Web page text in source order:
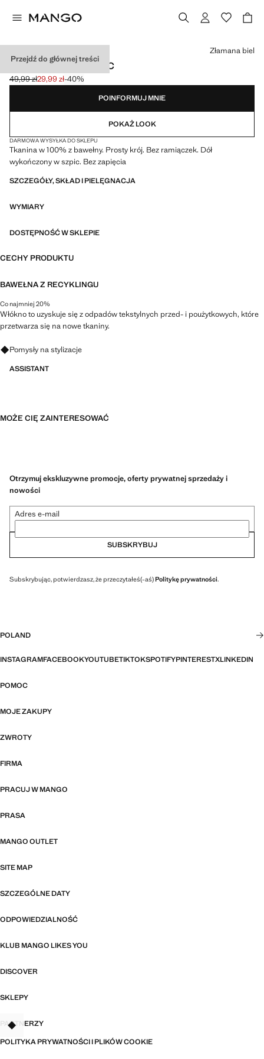
Przejdź do głównej treści
TOP Z DOŁEM W SZPIC
Skreślona cena początkowa [49,99 zł ]
49,99 zł
Aktualna cena [29,99 zł ]
29,99 zł-40%
Wybierz kolor
Złamana biel
POINFORMUJ MNIE
POKAŻ LOOK
DARMOWA WYSYŁKA DO SKLEPU
Tkanina w 100% z bawełny. Prosty krój. Bez ramiączek. Dół
wykończony w szpic. Bez zapięcia
SZCZEGÓŁY, SKŁAD I PIELĘGNACJA
WYMIARY
DOSTĘPNOŚĆ W SKLEPIE
CECHY PRODUKTU
BAWEŁNA Z RECYKLINGU
Co najmniej 20%
Włókno to uzyskuje się z odpadów tekstylnych przed- i poużytkowych, które
przetwarza się na nowe tkaniny.
Zapytaj o stylizacje, ubrania i trendy
Pomysły na stylizacje
ASSISTANT
MOŻE CIĘ ZAINTERESOWAĆ
Otrzymuj ekskluzywne promocje, oferty prywatnej sprzedaży i
nowości
Adres e-mail
SUBSKRYBUJ
Subskrybując, potwierdzasz, że przeczytałeś(-aś)Politykę prywatności.
POLAND
INSTAGRAMFACEBOOKYOUTUBETIKTOKSPOTIFYPINTERESTXLINKEDIN
POMOC
MOJE ZAKUPY
ZWROTY
FIRMA
PRACUJ W MANGO
PRASA
MANGO OUTLET
SITE MAP
SZCZEGÓLNE DATY
ODPOWIEDZIALNOŚĆ
KLUB MANGO LIKES YOU
DISCOVER
SKLEPY
PARTNERZY
POLITYKA PRYWATNOŚCI I PLIKÓW COOKIE